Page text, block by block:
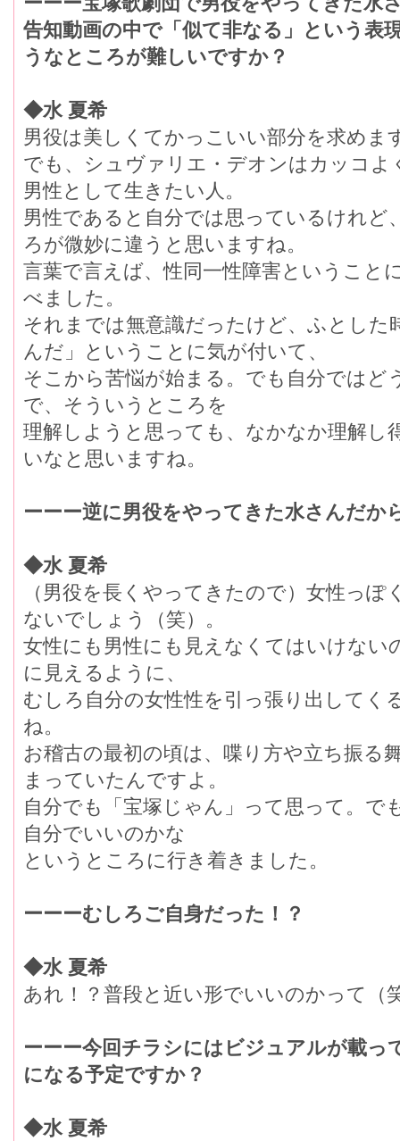
告知動画の中で「似て非なる」という表
うなところが難しいですか？
◆水 夏希
男役は美しくてかっこいい部分を求めま
でも、シュヴァリエ・デオンはカッコ
男性として生きたい人。
男性であると自分では思っているけれど
ろが微妙に違うと思いますね。
言葉で言えば、性同一性障害ということ
べました。
それまでは無意識だったけど、ふとした
んだ」ということに気が付いて、
そこから苦悩が始まる。でも自分ではど
で、そういうところを
理解しようと思っても、なかなか理解し
いなと思いますね。
ーーー逆に男役をやってきた水さんだか
◆水 夏希
（男役を長くやってきたので）女性っ
ないでしょう（笑）。
女性にも男性にも見えなくてはいけない
に見えるように、
むしろ自分の女性性を引っ張り出してく
ね。
お稽古の最初の頃は、喋り方や立ち振る
まっていたんですよ。
自分でも「宝塚じゃん」って思って。で
自分でいいのかな
というところに行き着きました。
ーーーむしろご自身だった！？
◆水 夏希
あれ！？普段と近い形でいいのかって（
ーーー今回チラシにはビジュアルが載っ
になる予定ですか？
◆水 夏希